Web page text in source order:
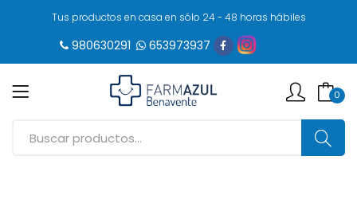
Tus productos en casa en sólo 24 - 48 horas hábiles
980630291 653973937
0